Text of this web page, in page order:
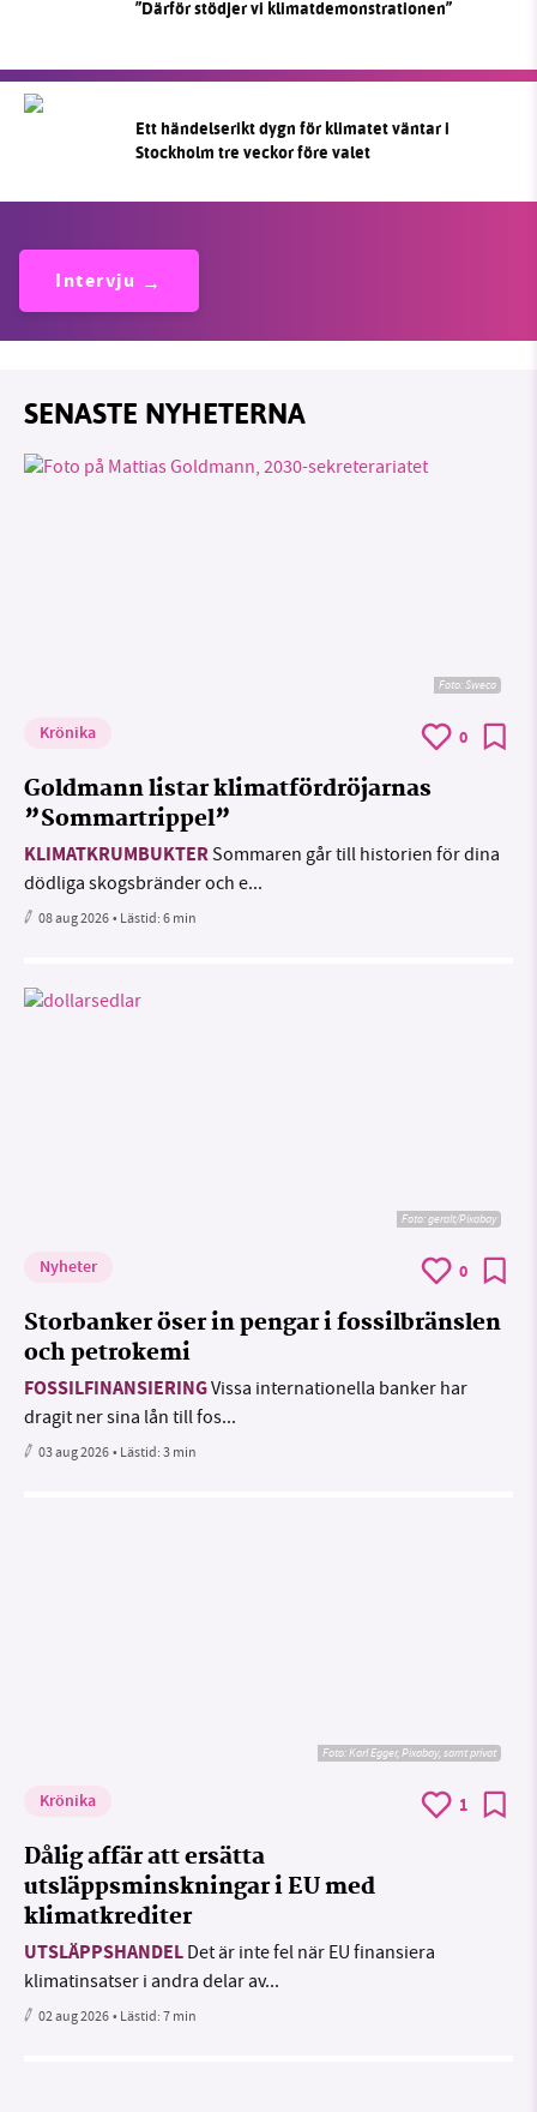
”Därför stödjer vi klimatdemonstrationen”
Ett händelserikt dygn för klimatet väntar i
Stockholm tre veckor före valet
Intervju
SENASTE NYHETERNA
Foto: Sweco
Krönika 0
Goldmann listar klimatfördröjarnas
”Sommartrippel”
KLIMATKRUMBUKTERSommaren går till historien för dina
dödliga skogsbränder och e...
08 aug 2026• Lästid:6 min
Foto:geralt/Pixabay
Nyheter 0
Storbanker öser in pengar i fossilbränslen
och petrokemi
FOSSILFINANSIERINGVissa internationella banker har
dragit ner sina lån till fos...
03 aug 2026• Lästid:3 min
Foto:Karl Egger, Pixabay, samt privat
Krönika 1
Dålig affär att ersätta
utsläppsminskningar i EU med
klimatkrediter
UTSLÄPPSHANDEL Det är inte fel när EU finansiera
klimatinsatser i andra delar av...
02 aug 2026• Lästid:7 min